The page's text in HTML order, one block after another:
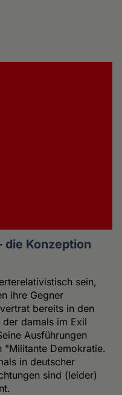
die Konzeption
sein,
ihre Gegner
bereits in den
damals im Exil
Ausführungen
"Militante Demokratie.
in deutscher
sind (leider)